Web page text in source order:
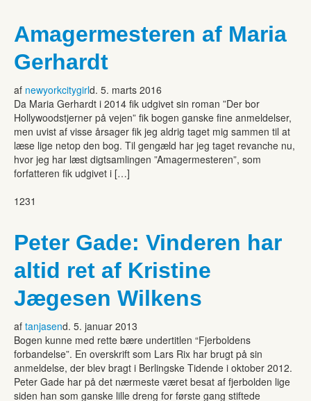
Amagermesteren af Maria
Gerhardt
af newyorkcitygirld. 5. marts 2016
Da Maria Gerhardt i 2014 fik udgivet sin roman ”Der bor
Hollywoodstjerner på vejen” fik bogen ganske fine anmeldelser,
men uvist af visse årsager fik jeg aldrig taget mig sammen til at
læse lige netop den bog. Til gengæld har jeg taget revanche nu,
hvor jeg har læst digtsamlingen ”Amagermesteren”, som
forfatteren fik udgivet i […]
1231
Peter Gade: Vinderen har
altid ret af Kristine
Jægesen Wilkens
af tanjasend. 5. januar 2013
Bogen kunne med rette bære undertitlen “Fjerboldens
forbandelse”. En overskrift som Lars Rix har brugt på sin
anmeldelse, der blev bragt i Berlingske Tidende i oktober 2012.
Peter Gade har på det nærmeste været besat af fjerbolden lige
siden han som ganske lille dreng for første gang stiftede